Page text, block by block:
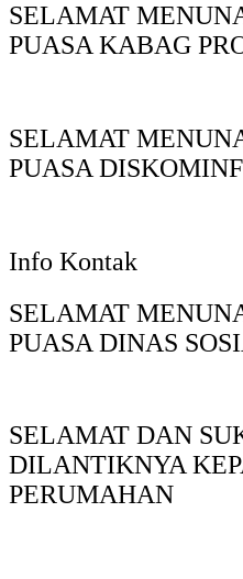
SELAMAT
PUASA KABAG
SELAMAT
PUASA
Info Kontak
SELAMAT
PUASA DINAS
SELAMAT DAN
DILANTIKNYA
PERUMAHAN